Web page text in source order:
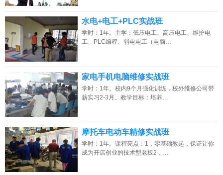
水电+电工+PLC实战班
学时：1年。主学：低压电工、高压电工、维护电
工、PLC编程、弱电电工（电脑…
家电手机电脑维修实战班
学时：1年。校内9个月强化训练，校外维修公司带
薪实习2-3月。教学目标：培养…
摩托车电动车精修实战班
学时：1年。课程亮点：1，零基础教起，保证让你
成为开店创业的技术型老板2，…